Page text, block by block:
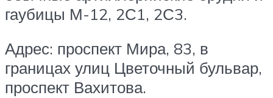
гаубицы М-12, 2С1, 2С3.
Адрес: проспект Мира, 83, в
границах улиц Цветочный бульвар,
проспект Вахитова.